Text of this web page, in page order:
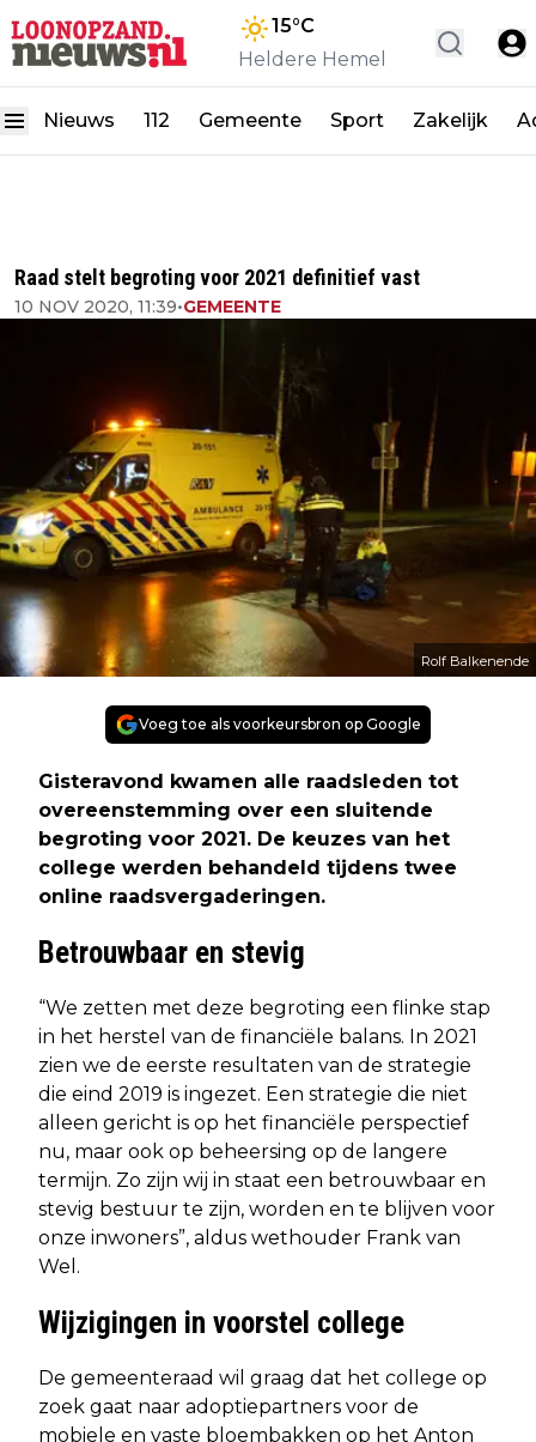
15°C
Heldere Hemel
Nieuws 112 Gemeente Sport Zakelijk
Raad stelt begroting voor 2021 definitief vast
10 NOV 2020, 11:39•GEMEENTE
Rolf Balkenende
Voeg toe als voorkeursbron op Google
Gisteravond kwamen alle raadsleden tot
overeenstemming over een sluitende
begroting voor 2021. De keuzes van het
college werden behandeld tijdens twee
online raadsvergaderingen.
Betrouwbaar en stevig
“We zetten met deze begroting een flinke stap
in het herstel van de financiële balans. In 2021
zien we de eerste resultaten van de strategie
die eind 2019 is ingezet. Een strategie die niet
alleen gericht is op het financiële perspectief
nu, maar ook op beheersing op de langere
termijn. Zo zijn wij in staat een betrouwbaar en
stevig bestuur te zijn, worden en te blijven voor
onze inwoners”, aldus wethouder Frank van
Wel.
Wijzigingen in voorstel college
De gemeenteraad wil graag dat het college op
zoek gaat naar adoptiepartners voor de
mobiele en vaste bloembakken op het Anton